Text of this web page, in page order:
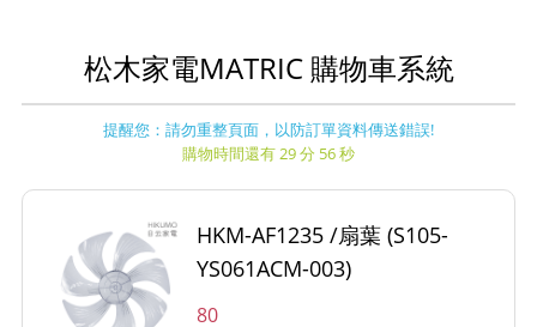
松木家電MATRIC 購物車系統
提醒您：請勿重整頁面，以防訂單資料傳送錯誤!
購物時間還有 29 分 56 秒
HKM-AF1235 /扇葉 (S105-
YS061ACM-003)
80